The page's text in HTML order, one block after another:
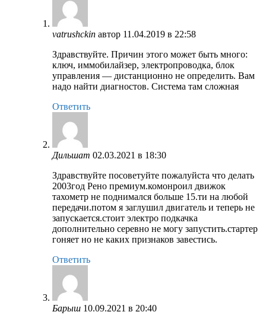
vatrushckin автор 11.04.2019 в 22:58
Здравствуйте. Причин этого может быть много:
ключ, иммобилайзер, электропроводка, блок
управления — дистанционно не определить. Вам
надо найти диагностов. Система там сложная
Ответить
Дильшат 02.03.2021 в 18:30
Здравствуйте посоветуйте пожалуйста что делать
2003год Рено премиум.комонроил движок
тахометр не поднимался больше 15.ти на любой
передачи.потом я заглушил двигатель и теперь не
запускается.стоит электро подкачка
дополнительно серевно не могу запустить.стартер
гоняет но не каких признаков завестись.
Ответить
Барыш 10.09.2021 в 20:40